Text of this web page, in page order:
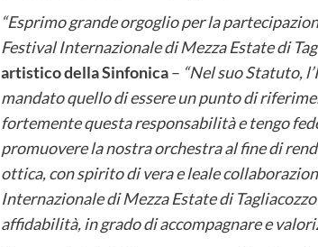
“Esprimo grande orgoglio per la
Festival Internazionale di Mezza Estate di
artistico della Sinfonica– “Nel suo Statuto,
mandato quello di essere un punto di
fortemente questa responsabilità e tengo
promuovere la nostra orchestra al fine di
ottica, con spirito di vera e leale
Internazionale di Mezza Estate di
affidabilità, in grado di accompagnare e